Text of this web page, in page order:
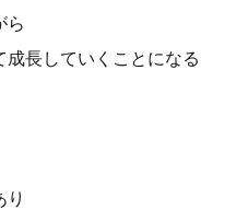
ら
長していくことになる